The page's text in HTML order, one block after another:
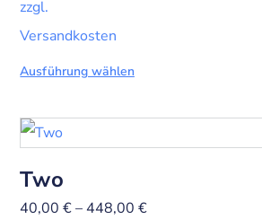
zzgl.
Versandkosten
Ausführung wählen
Two
40,00€– 448,00€